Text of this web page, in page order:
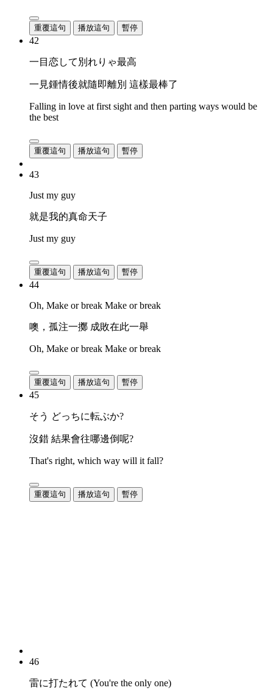
重覆這句 播放這句 暫停
42
一目恋して別れりゃ最高
一見鍾情後就隨即離別 這樣最棒了
Falling in love at first sight and then parting ways would be
the best
重覆這句 播放這句 暫停
43
Just my guy
就是我的真命天子
Just my guy
重覆這句 播放這句 暫停
44
Oh, Make or break Make or break
噢，孤注一擲 成敗在此一舉
Oh, Make or break Make or break
重覆這句 播放這句 暫停
45
そう どっちに転ぶか?
沒錯 結果會往哪邊倒呢?
That's right, which way will it fall?
重覆這句 播放這句 暫停
46
雷に打たれて (You're the only one)